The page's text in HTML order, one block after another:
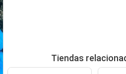
Tiendas